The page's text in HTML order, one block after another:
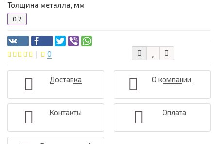
Толщина металла, мм
0.7
0
Доставка О компании
Контакты Оплата